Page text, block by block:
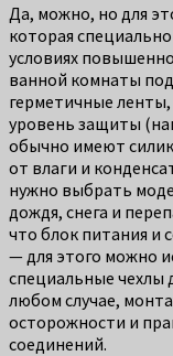
Да, можно, но для
которая
условиях
ванной комнаты
герметичные
уровень защиты
обычно имеют
от влаги и
нужно выбрать
дождя, снега и
что блок питания и
— для этого можно
специальные
любом случае,
осторожности и
соединений.